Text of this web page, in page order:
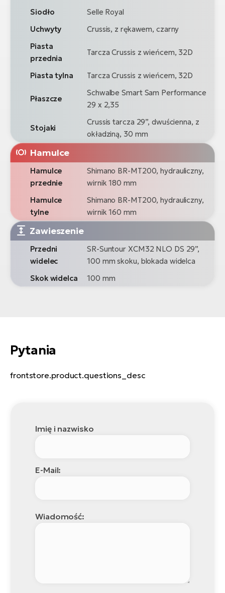
Siodło
Selle Royal
Uchwyty
Crussis, z rękawem, czarny
Piasta
przednia
Tarcza Crussis z wieńcem, 32D
Piasta tylna Tarcza Crussis z wieńcem, 32D
Płaszcze
Schwalbe Smart Sam Performance
29 x 2,35
Stojaki
Crussis tarcza 29”, dwuścienna, z
okładziną, 30 mm
Hamulce
Hamulce
przednie
Shimano BR-MT200, hydrauliczny,
wirnik 180 mm
Hamulce
tylne
Shimano BR-MT200, hydrauliczny,
wirnik 160 mm
Zawieszenie
Przedni
widelec
SR-Suntour XCM32 NLO DS 29”,
100 mm skoku, blokada widelca
Skok widelca
100 mm
Pytania
frontstore.product.questions_desc
Imię i nazwisko
E-Mail:
Wiadomość: